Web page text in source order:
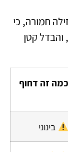
חמורה, כי
והבדל קטן
כמה זה דחוף
בינוני